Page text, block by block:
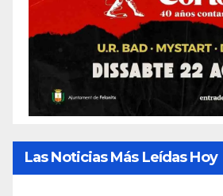
Las Noticias Más Leídas Hoy